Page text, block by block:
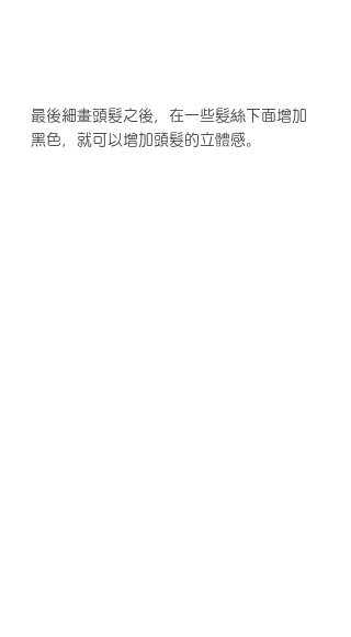
最後細畫頭髮之後，在一些髮絲下面增加
黑色，就可以增加頭髮的立體感。